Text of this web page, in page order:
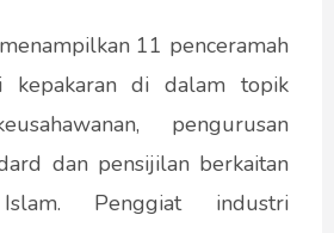
11 penceramah
kepakaran di dalam topik
pengurusan
dan pensijilan berkaitan
Islam. Penggiat industri